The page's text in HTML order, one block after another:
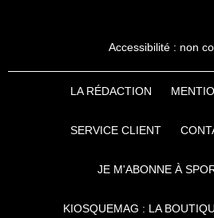
Accessibilité : non
LA RÉDACTION
SERVICE CLIENT
JE M'ABONNE À
KIOSQUEMAG : LA